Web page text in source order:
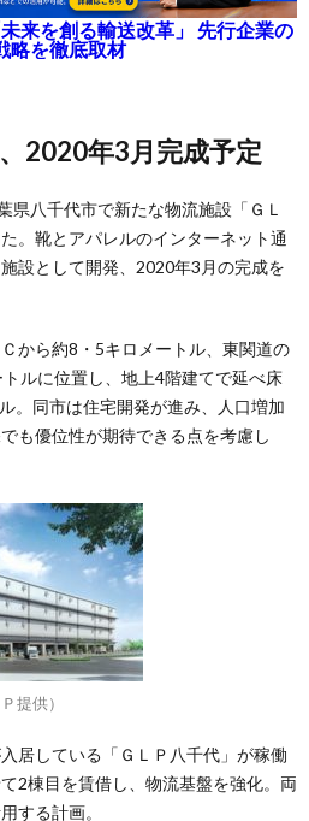
来を創る輸送改革」 先行企業の
略を徹底取材
、2020年3月完成予定
八千代市で新たな物流施設「ＧＬ
。靴とアパレルのインターネット通
設として開発、2020年3月の完成を
から約8・5キロメートル、東関道の
ルに位置し、地上4階建てで延べ床
。同市は住宅開発が進み、人口増加
も優位性が期待できる点を考慮し
提供）
居している「ＧＬＰ八千代」が稼働
2棟目を賃借し、物流基盤を強化。両
する計画。